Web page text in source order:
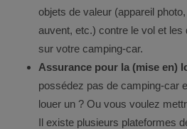
objets de valeur (appareil
auvent, etc.) contre le vol et
sur votre camping-car.
Assurance pour la (mise en)
possédez pas de camping-car
louer un ? Ou vous voulez
Il existe plusieurs plateformes